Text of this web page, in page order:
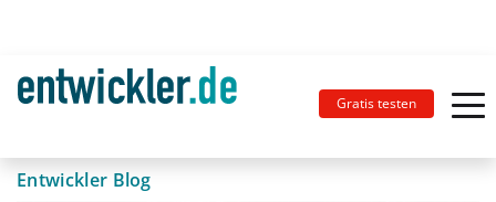
Gratis testen
Entwickler Blog